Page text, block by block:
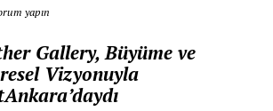
yapın
Gallery, Büyüme ve
Vizyonuyla